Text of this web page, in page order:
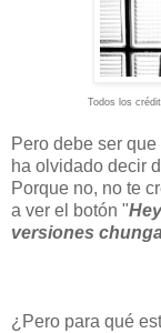
Todos los
Pero debe ser
ha olvidado decir
Porque no, no te
a ver el botón "
versiones
¿Pero para qué